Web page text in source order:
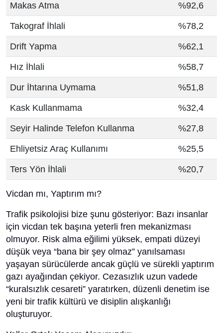
Makas Atma %92,6
Takograf İhlali %78,2
Drift Yapma %62,1
Hız İhlali %58,7
Dur İhtarına Uymama %51,8
Kask Kullanmama %32,4
Seyir Halinde Telefon Kullanma %27,8
Ehliyetsiz Araç Kullanımı %25,5
Ters Yön İhlali %20,7
Vicdan mı, Yaptırım mı?
Trafik psikolojisi bize şunu gösteriyor: Bazı insanlar
için vicdan tek başına yeterli fren mekanizması
olmuyor. Risk alma eğilimi yüksek, empati düzeyi
düşük veya “bana bir şey olmaz” yanılsaması
yaşayan sürücülerde ancak güçlü ve sürekli yaptırım
gazı ayağından çekiyor. Cezasızlık uzun vadede
“kuralsızlık cesareti” yaratırken, düzenli denetim ise
yeni bir trafik kültürü ve disiplin alışkanlığı
oluşturuyor.